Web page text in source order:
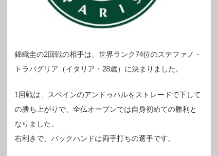
錦織圭の2回戦の相手は、世界ランク74位のステファノ・
トラバグリア（イタリア・28歳）に決まりました。
1回戦は、スペインのアンドゥハルをストレードで下して
の勝ち上がりで、全仏オープンでは自身初めての勝利と
なりました。
右利きで、バックハンドは両手打ちの選手です。